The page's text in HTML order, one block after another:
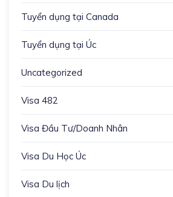
Tuyển dụng tại Canada
Tuyển dụng tại Úc
Uncategorized
Visa 482
Visa Đầu Tư/Doanh Nhân
Visa Du Học Úc
Visa Du lịch